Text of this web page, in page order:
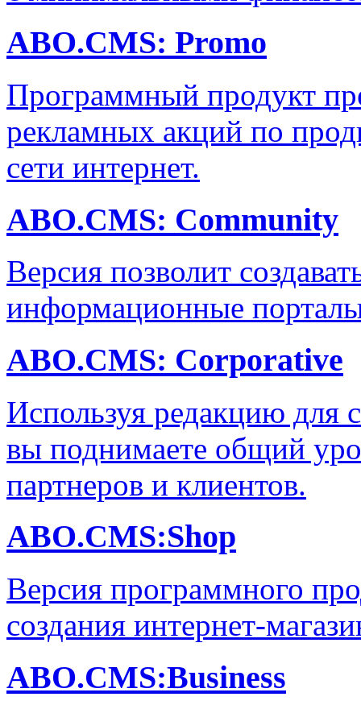
ABO.CMS: Promo
Программный продукт
рекламных акций по
сети интернет.
ABO.CMS: Community
Версия позволит
информационные
ABO.CMS: Corporative
Используя редакцию для
вы поднимаете общий
партнеров и клиентов.
ABO.CMS:Shop
Версия программного
создания интернет-
ABO.CMS:Business